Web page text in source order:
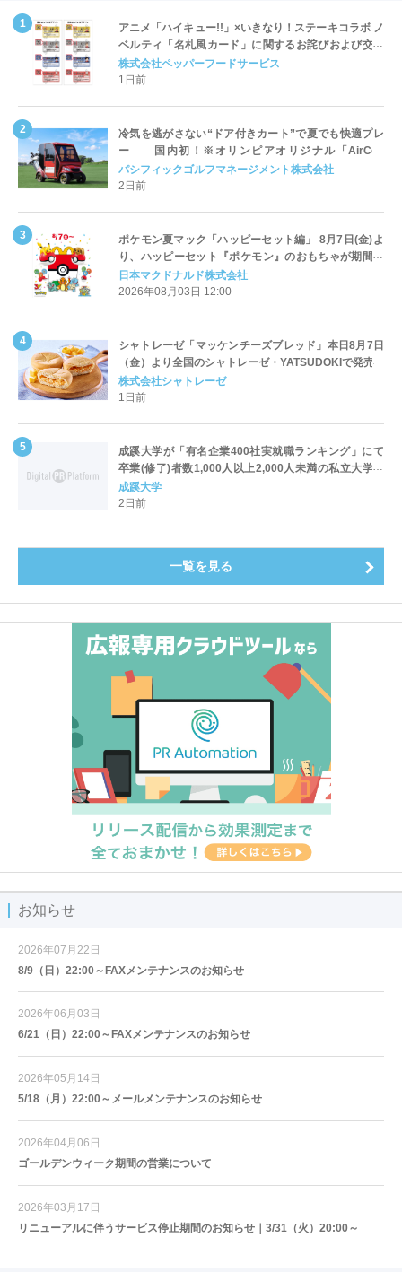
アニメ「ハイキュー!!」×いきなり！ステーキコラボ ノ
ベルティ「名札風カード」に関するお詫びおよび交換
対応についてのご案内
株式会社ペッパーフードサービス
1日前
冷気を逃がさない“ドア付きカート”で夏でも快適プレ
ー 国内初！※オリンピアオリジナル「AirCon
Cart（エアコンカート）」導入 | ＰＧＭ
パシフィックゴルフマネージメント株式会社
2日前
ポケモン夏マック「ハッピーセット編」 8月7日(金)よ
り、ハッピーセット『ポケモン』のおもちゃが期間限
定登場
日本マクドナルド株式会社
2026年08月03日 12:00
シャトレーゼ「マッケンチーズブレッド」本日8月7日
（金）より全国のシャトレーゼ・YATSUDOKIで発売
株式会社シャトレーゼ
1日前
成蹊大学が「有名企業400社実就職ランキング」にて
卒業(修了)者数1,000人以上2,000人未満の私立大学で
全国第1位を獲得！～実就職率は26.5%（前年比＋
4.3pt）に伸長、東京の私立大学でも10位にランクイン
成蹊大学
2日前
一覧を見る
お知らせ
2026年07月22日
8/9（日）22:00～FAXメンテナンスのお知らせ
2026年06月03日
6/21（日）22:00～FAXメンテナンスのお知らせ
2026年05月14日
5/18（月）22:00～メールメンテナンスのお知らせ
2026年04月06日
ゴールデンウィーク期間の営業について
2026年03月17日
リニューアルに伴うサービス停止期間のお知らせ｜3/31（火）20:00～